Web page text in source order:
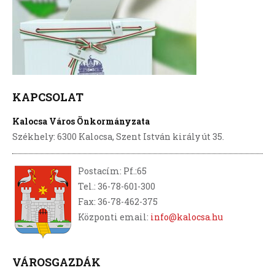
KAPCSOLAT
Kalocsa Város Önkormányzata
Székhely: 6300 Kalocsa, Szent István király út 35.
Postacím: Pf.:65
Tel.: 36-78-601-300
Fax: 36-78-462-375
Központi email: info@kalocsa.hu
VÁROSGAZDÁK